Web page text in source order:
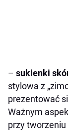
– sukienki
stylowa z
prezentować
Ważnym
przy